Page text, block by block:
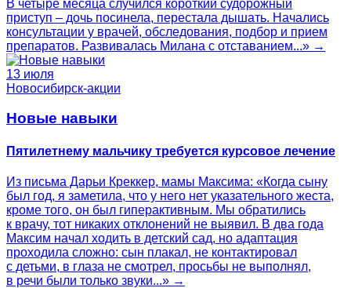
В четыре месяца случился короткий судорожный
приступ – дочь посинела, перестала дышать. Начались
консультации у врачей, обследования, подбор и прием
препаратов. Развивалась Милана с отставанием...» →
13 июля
Новосибирск-акции
Новые навыки
Пятилетнему мальчику требуется курсовое лечение
Из письма Дарьи Креккер, мамы Максима: «Когда сыну
был год, я заметила, что у него нет указательного жеста,
кроме того, он был гиперактивным. Мы обратились
к врачу, тот никаких отклонений не выявил. В два года
Максим начал ходить в детский сад, но адаптация
проходила сложно: сын плакал, не контактировал
с детьми, в глаза не смотрел, просьбы не выполнял,
в речи были только звуки...» →